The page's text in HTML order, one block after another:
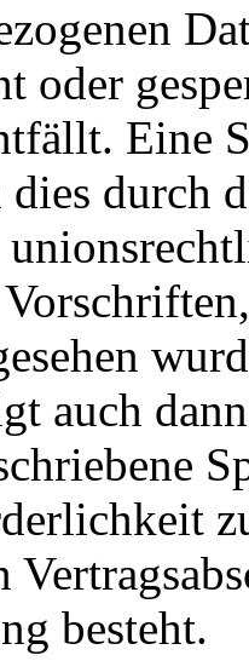
oder
Eine
durch
auch
besteht.